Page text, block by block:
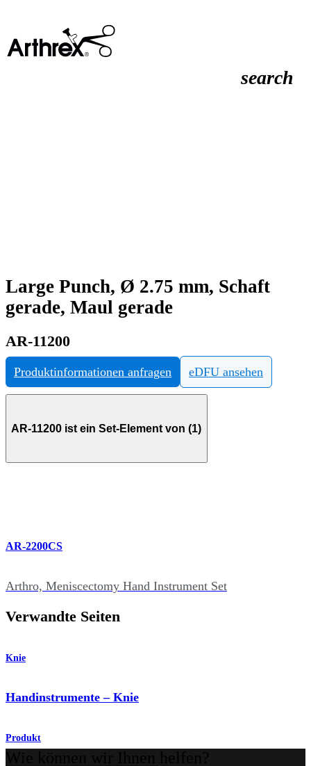
search
Large Punch, Ø 2.75 mm, Schaft
gerade, Maul gerade
AR-11200
Produktinformationen anfragen eDFU ansehen
AR-11200 ist ein Set-Element von (1)
AR-2200CS
Arthro, Meniscectomy Hand Instrument Set
Verwandte Seiten
Knie
Handinstrumente – Knie
Produkt